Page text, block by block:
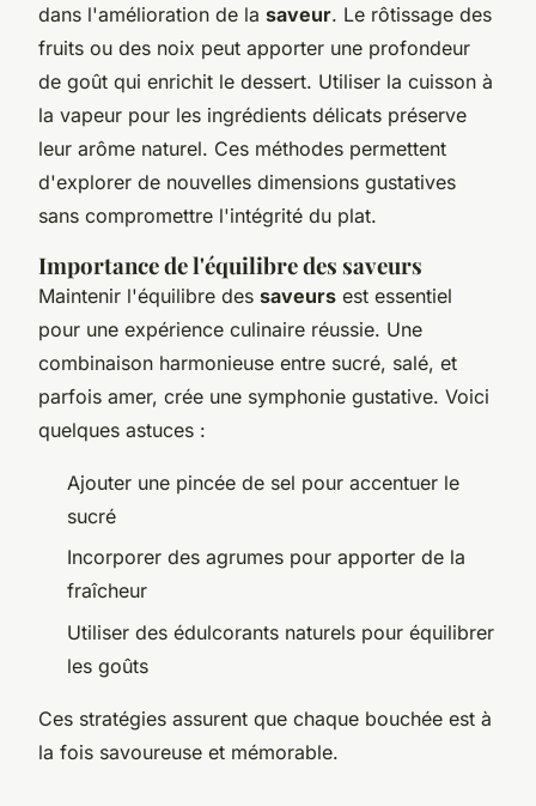
dans l'amélioration de la saveur. Le rôtissage des
fruits ou des noix peut apporter une profondeur
de goût qui enrichit le dessert. Utiliser la cuisson à
la vapeur pour les ingrédients délicats préserve
leur arôme naturel. Ces méthodes permettent
d'explorer de nouvelles dimensions gustatives
sans compromettre l'intégrité du plat.
Importance de l'équilibre des saveurs
Maintenir l'équilibre des saveurs est essentiel
pour une expérience culinaire réussie. Une
combinaison harmonieuse entre sucré, salé, et
parfois amer, crée une symphonie gustative. Voici
quelques astuces :
Ajouter une pincée de sel pour accentuer le
sucré
Incorporer des agrumes pour apporter de la
fraîcheur
Utiliser des édulcorants naturels pour équilibrer
les goûts
Ces stratégies assurent que chaque bouchée est à
la fois savoureuse et mémorable.